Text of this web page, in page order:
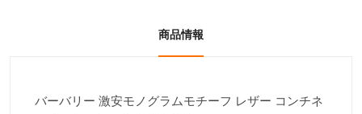
商品情報
バーバリー 激安モノグラムモチーフ レザー コンチネ